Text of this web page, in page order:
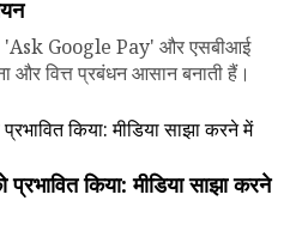
'Ask Google Pay' और एसबीआई
और वित्त प्रबंधन आसान बनाती हैं।
किया: मीडिया साझा करने